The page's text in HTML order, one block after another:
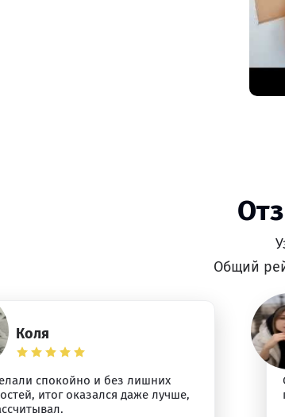
Общий
Коля
спокойно и без лишних
итог оказался даже лучше,